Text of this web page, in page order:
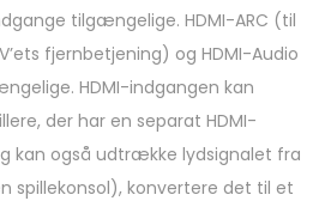
tilgængelige. HDMI-ARC (til
fjernbetjening) og HDMI-Audio
HDMI-indgangen kan
der har en separat HDMI-
kan også udtrække lydsignalet fra
spillekonsol), konvertere det til et